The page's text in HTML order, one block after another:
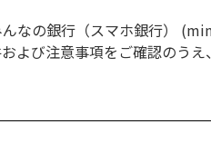
なの銀行（スマホ銀行）
よび注意事項をご確認のうえ